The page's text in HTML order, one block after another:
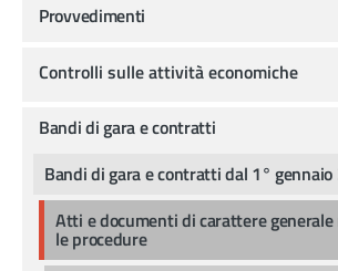
Provvedimenti
Controlli sulle attività economiche
Bandi di gara e contratti
Bandi di gara e contratti dal 1°
Atti e documenti di carattere
le procedure